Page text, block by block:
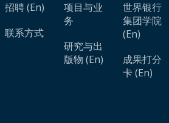
招聘 (En)
联系方式
项目与业
务
研究与出
版物 (En)
世界银行
集团学院
(En)
成果打分
卡 (En)